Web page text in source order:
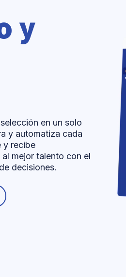
y
en un solo
y automatiza cada
y recibe
mejor talento con el
decisiones.